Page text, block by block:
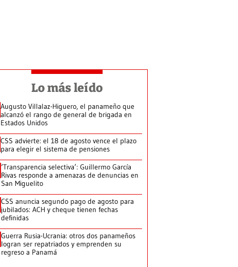
Lo más leído
Augusto Villalaz-Higuero, el panameño que
alcanzó el rango de general de brigada en
Estados Unidos
CSS advierte: el 18 de agosto vence el plazo
para elegir el sistema de pensiones
‘Transparencia selectiva’: Guillermo García
Rivas responde a amenazas de denuncias en
San Miguelito
CSS anuncia segundo pago de agosto para
jubilados: ACH y cheque tienen fechas
definidas
Guerra Rusia-Ucrania: otros dos panameños
logran ser repatriados y emprenden su
regreso a Panamá